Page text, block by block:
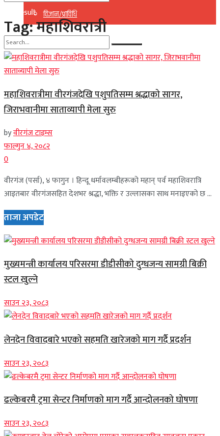
विज्ञान/प्राविधि
No Result
No Result
View All Result
Tag:महाशिवरात्री
महाशिवरात्रीमा वीरगंजदेखि पशुपतिसम्म श्रद्धाको सागर,
जिराभवानीमा साताव्यापी मेला सुरु
byवीरगंज टाइम्स
फाल्गुन ४, २०८२
0
वीरगंज (पर्सा), ४ फागुन । हिन्दू धर्मावलम्बीहरूको महान् पर्व महाशिवरात्रि
आइतबार वीरगंजसहित देशभर श्रद्धा, भक्ति र उल्लासका साथ मनाइएको छ ...
ताजा अपडेट
मुख्यमन्त्री कार्यालय परिसरमा डीडीसीको दुग्धजन्य सामग्री बिक्री
स्टल खुल्ने
साउन २३, २०८३
लेनदेन विवादबारे भएको सहमति खारेजको माग गर्दै प्रदर्शन
साउन २३, २०८३
ढल्केबरमै ट्रमा सेन्टर निर्माणको माग गर्दै आन्दोलनको घोषणा
साउन २३, २०८३